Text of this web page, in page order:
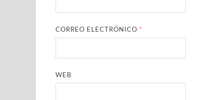
CORREO ELECTRÓNICO *
WEB